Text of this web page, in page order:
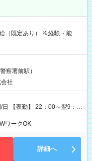
（既定あり） ※経験・能力を
異なる部分があります。 雇
：時給 1,470円以上
察署前駅）
社
【夜勤】 22：00～翌9：
ど ※上記の時間
の勤務となります）
ワークOK
詳細へ